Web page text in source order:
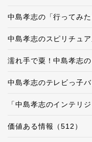
中島孝志の「行ってみ
中島孝志のスピリチュア
濡れ手で粟！中島孝志
中島孝志のテレビっ子
「中島孝志のインテリ
価値ある情報（512）